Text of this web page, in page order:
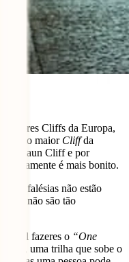
maiores Cliffs da Europa,
maior Cliffda
Cliff e por
é mais bonito.
falésias não estão
pois não são tão
fazeres o “One
, uma trilha que sobe o